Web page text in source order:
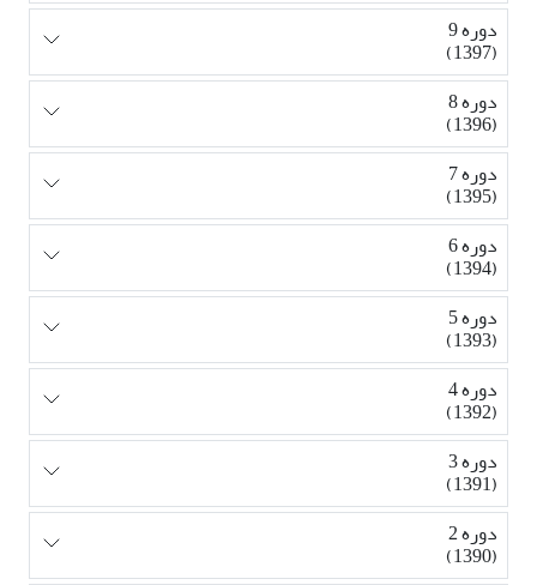
دوره 9
(1397)
دوره 8
(1396)
دوره 7
(1395)
دوره 6
(1394)
دوره 5
(1393)
دوره 4
(1392)
دوره 3
(1391)
دوره 2
(1390)